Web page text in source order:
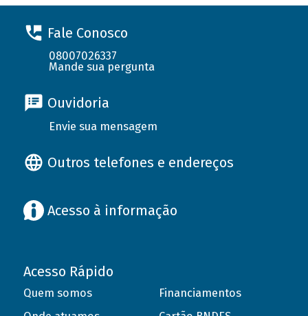
Fale Conosco
08007026337
Mande sua pergunta
Ouvidoria
Envie sua mensagem
Outros telefones e endereços
Acesso à informação
Acesso Rápido
Quem somos
Financiamentos